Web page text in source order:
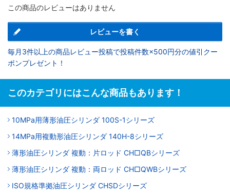
この商品のレビューはありません
レビューを書く
毎月3件以上の商品レビュー投稿で投稿件数×500円分の値引クー
ポンプレゼント！
このカテゴリにはこんな商品もあります！
10MPa用薄形油圧シリンダ 100S-1シリーズ
14MPa用複動形油圧シリンダ 140H-8シリーズ
薄形油圧シリンダ 複動：片ロッド CH□QBシリーズ
薄形油圧シリンダ 複動：両ロッド CH□QWBシリーズ
ISO規格準拠油圧シリンダ CHSDシリーズ